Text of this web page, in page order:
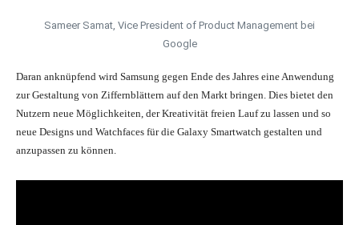
Sameer Samat, Vice President of Product Management bei
Google
Daran anknüpfend wird Samsung gegen Ende des Jahres eine Anwendung
zur Gestaltung von Ziffernblättern auf den Markt bringen. Dies bietet den
Nutzern neue Möglichkeiten, der Kreativität freien Lauf zu lassen und so
neue Designs und Watchfaces für die Galaxy Smartwatch gestalten und
anzupassen zu können.